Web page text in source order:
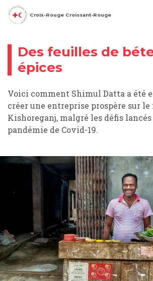
Croix-Rouge Croissant-Rouge
Galerie photo
Des feuilles de
épices
Voici comment Shimul Datta a été
créer une entreprise prospère sur
Kishoreganj, malgré les défis
pandémie de Covid-19.